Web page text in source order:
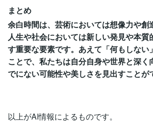
まとめ
余白時間は、芸術においては想像力や創
人生や社会においては新しい発見や本質
す重要な要素です。あえて「何もしない
ことで、私たちは自分自身や世界と深く
でにない可能性や美しさを見出すことが
以上がAI情報によるものです。